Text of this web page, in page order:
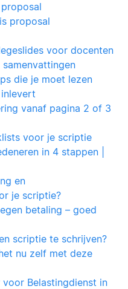
proposal
voor docenten
die je moet lezen
vanaf pagina 2 of 3
voor je scriptie
in 4 stappen |
en
je scriptie?
betaling – goed
scriptie te schrijven?
nu zelf met deze
Belastingdienst in